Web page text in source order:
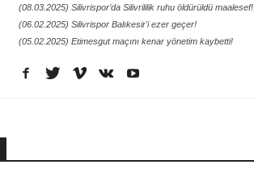
(08.03.2025) Silivrispor’da Silivrililik ruhu öldürüldü maalesef!
(06.02.2025) Silivrispor Balıkesir'i ezer geçer!
(05.02.2025) Etimesgut maçını kenar yönetim kaybetti!